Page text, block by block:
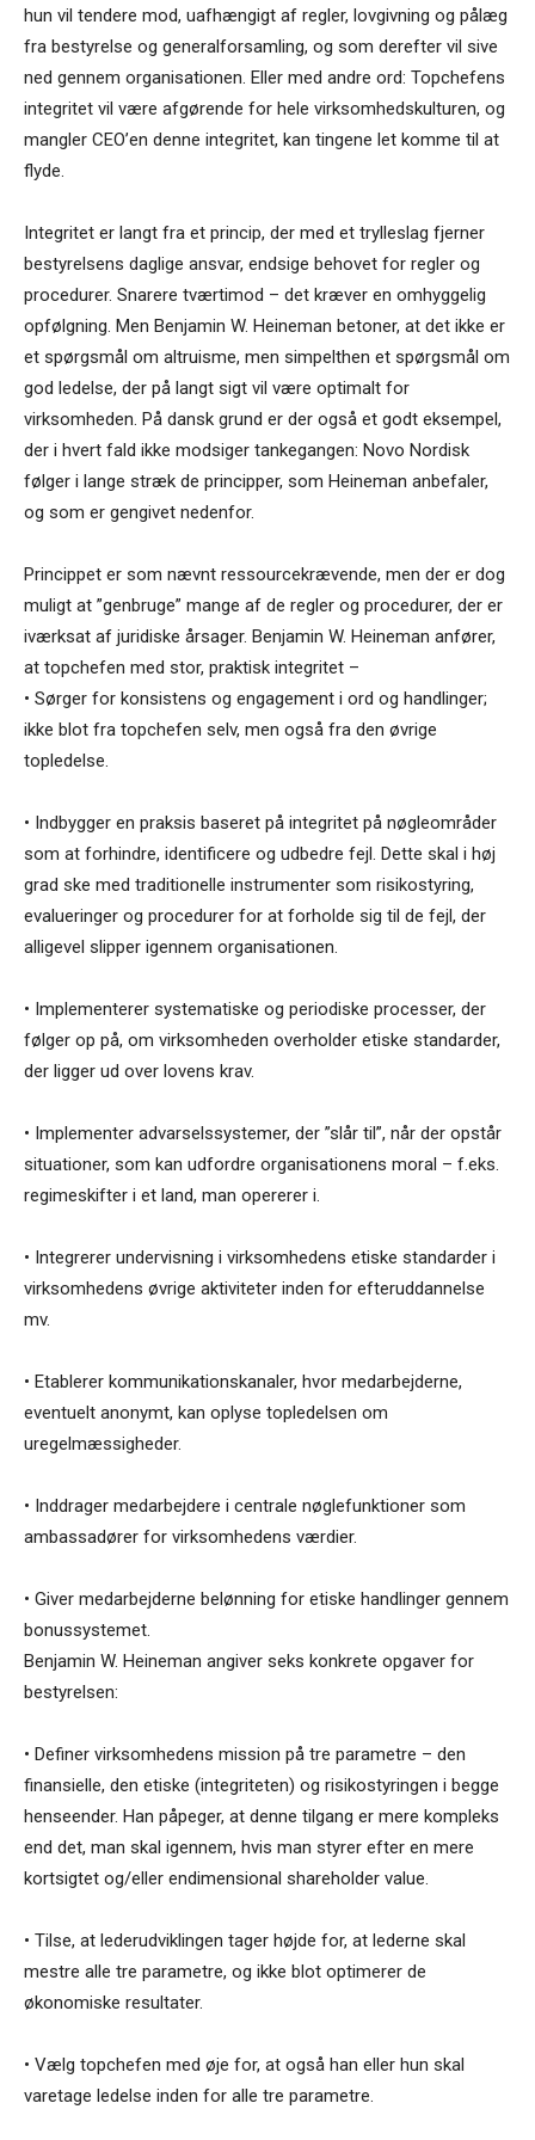
hun vil tendere mod, uafhængigt af regler, lovgivning og pålæg
fra bestyrelse og generalforsamling, og som derefter vil sive
ned gennem organisationen. Eller med andre ord: Topchefens
integritet vil være afgørende for hele virksomhedskulturen, og
mangler CEO’en denne integritet, kan tingene let komme til at
flyde.
Integritet er langt fra et princip, der med et trylleslag fjerner
bestyrelsens daglige ansvar, endsige behovet for regler og
procedurer. Snarere tværtimod – det kræver en omhyggelig
opfølgning. Men Benjamin W. Heineman betoner, at det ikke er
et spørgsmål om altruisme, men simpelthen et spørgsmål om
god ledelse, der på langt sigt vil være optimalt for
virksomheden. På dansk grund er der også et godt eksempel,
der i hvert fald ikke modsiger tankegangen: Novo Nordisk
følger i lange stræk de principper, som Heineman anbefaler,
og som er gengivet nedenfor.
Princippet er som nævnt ressourcekrævende, men der er dog
muligt at ”genbruge” mange af de regler og procedurer, der er
iværksat af juridiske årsager. Benjamin W. Heineman anfører,
at topchefen med stor, praktisk integritet –
• Sørger for konsistens og engagement i ord og handlinger;
ikke blot fra topchefen selv, men også fra den øvrige
topledelse.
• Indbygger en praksis baseret på integritet på nøgleområder
som at forhindre, identificere og udbedre fejl. Dette skal i høj
grad ske med traditionelle instrumenter som risikostyring,
evalueringer og procedurer for at forholde sig til de fejl, der
alligevel slipper igennem organisationen.
• Implementerer systematiske og periodiske processer, der
følger op på, om virksomheden overholder etiske standarder,
der ligger ud over lovens krav.
• Implementer advarselssystemer, der ”slår til”, når der opstår
situationer, som kan udfordre organisationens moral – f.eks.
regimeskifter i et land, man opererer i.
• Integrerer undervisning i virksomhedens etiske standarder i
virksomhedens øvrige aktiviteter inden for efteruddannelse
mv.
• Etablerer kommunikationskanaler, hvor medarbejderne,
eventuelt anonymt, kan oplyse topledelsen om
uregelmæssigheder.
• Inddrager medarbejdere i centrale nøglefunktioner som
ambassadører for virksomhedens værdier.
• Giver medarbejderne belønning for etiske handlinger gennem
bonussystemet.
Benjamin W. Heineman angiver seks konkrete opgaver for
bestyrelsen:
• Definer virksomhedens mission på tre parametre – den
finansielle, den etiske (integriteten) og risikostyringen i begge
henseender. Han påpeger, at denne tilgang er mere kompleks
end det, man skal igennem, hvis man styrer efter en mere
kortsigtet og/eller endimensional shareholder value.
• Tilse, at lederudviklingen tager højde for, at lederne skal
mestre alle tre parametre, og ikke blot optimerer de
økonomiske resultater.
• Vælg topchefen med øje for, at også han eller hun skal
varetage ledelse inden for alle tre parametre.